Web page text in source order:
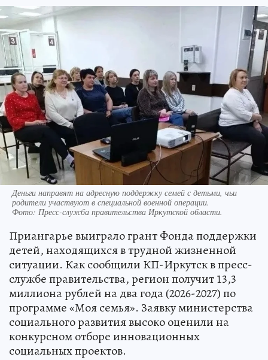
Деньги направят на адресную поддержку семей с детьми, чьи
родители участвуют в специальной военной операции.
Фото: Пресс-служба правительства Иркутской области.
Приангарье выиграло грант Фонда поддержки
детей, находящихся в трудной жизненной
ситуации. Как сообщили КП-Иркутск в пресс-
службе правительства, регион получит 13,3
миллиона рублей на два года (2026-2027) по
программе «Моя семья». Заявку министерства
социального развития высоко оценили на
конкурсном отборе инновационных
социальных проектов.